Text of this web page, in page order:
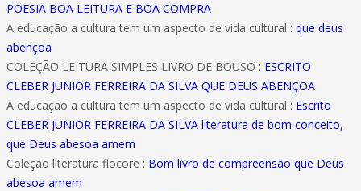
POESIA BOA LEITURA E BOA COMPRA
A educação a cultura tem um aspecto de vida cultural : que deus
abençoa
COLEÇÃO LEITURA SIMPLES LIVRO DE BOUSO : ESCRITO
CLEBER JUNIOR FERREIRA DA SILVA QUE DEUS ABENÇOA
A educação a cultura tem um aspecto de vida cultural : Escrito
CLEBER JUNIOR FERREIRA DA SILVA literatura de bom conceito,
que Deus abesoa amem
Coleção literatura flocore : Bom livro de compreensão que Deus
abesoa amem